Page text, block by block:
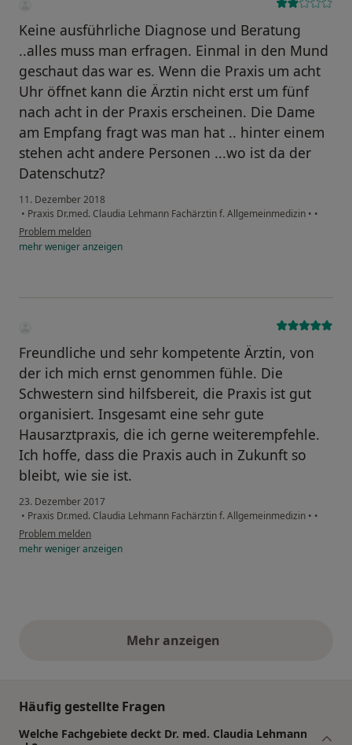
Keine ausführliche Diagnose und Beratung
..alles muss man erfragen. Einmal in den Mund
geschaut das war es. Wenn die Praxis um acht
Uhr öffnet kann die Ärztin nicht erst um fünf
nach acht in der Praxis erscheinen. Die Dame
am Empfang fragt was man hat .. hinter einem
stehen acht andere Personen ...wo ist da der
Datenschutz?
11. Dezember 2018
• Praxis Dr.med. Claudia Lehmann Fachärztin f. Allgemeinmedizin • •
Problem melden
mehrwenigeranzeigen
Freundliche und sehr kompetente Ärztin, von
der ich mich ernst genommen fühle. Die
Schwestern sind hilfsbereit, die Praxis ist gut
organisiert. Insgesamt eine sehr gute
Hausarztpraxis, die ich gerne weiterempfehle.
Ich hoffe, dass die Praxis auch in Zukunft so
bleibt, wie sie ist.
23. Dezember 2017
• Praxis Dr.med. Claudia Lehmann Fachärztin f. Allgemeinmedizin • •
Problem melden
mehrwenigeranzeigen
Mehr anzeigenobige Stellungnahmen
Häufig gestellte Fragen
Welche Fachgebiete deckt Dr. med. Claudia Lehmann